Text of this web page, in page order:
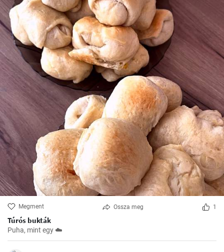
Megment Ossza meg 1
Túrós bukták
Puha, mint egy ☁️